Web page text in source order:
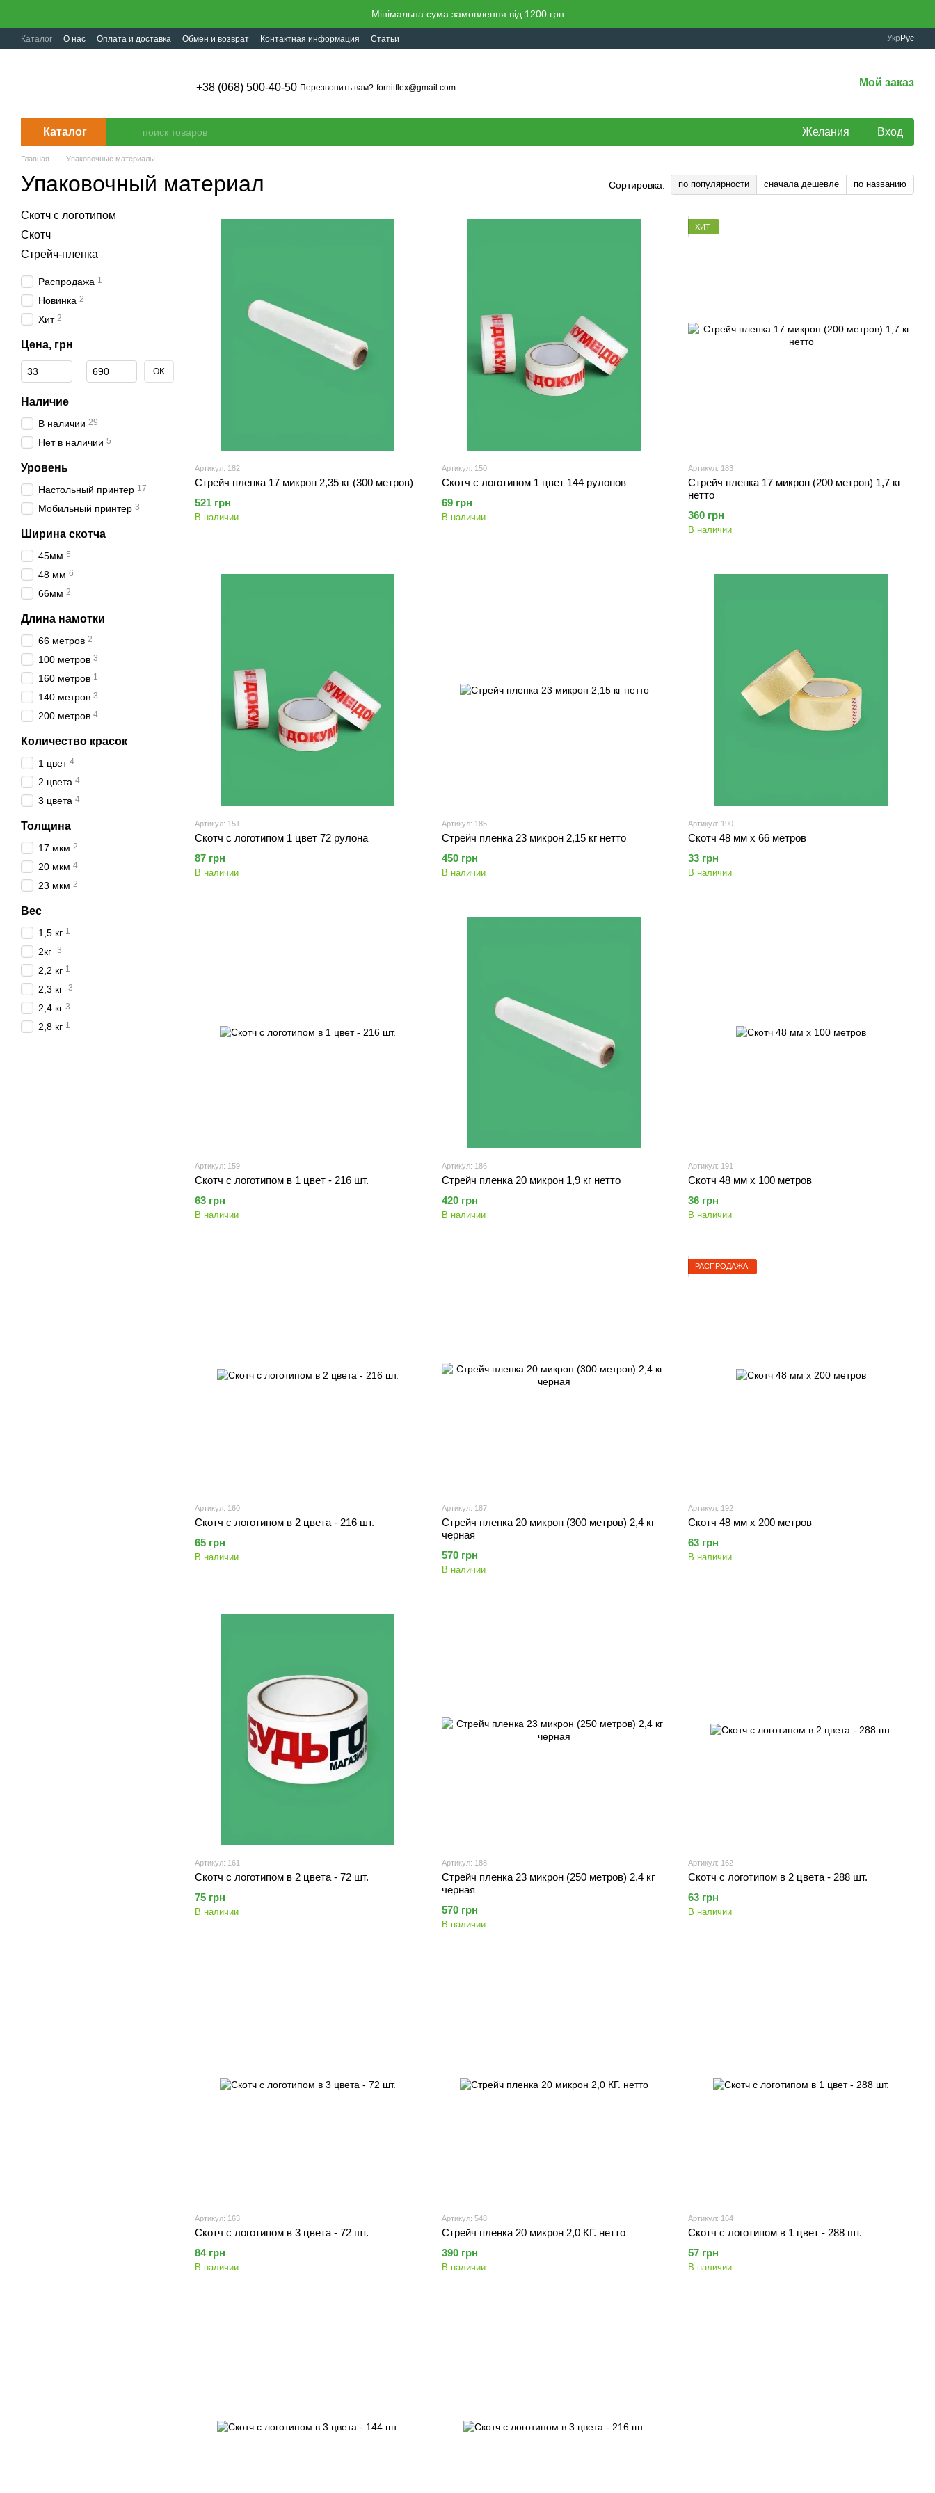
Мінімальна сума замовлення від 1200 грн
Каталог О нас Оплата и доставка Обмен и возврат Контактная информация Статьи Укр Рус
+38 (068) 500-40-50 Перезвонить вам? fornitflex@gmail.com Мой заказ
Каталог Желания Вход
Главная Упаковочные материалы
Упаковочный материал Сортировка: по популярности сначала дешевле по названию
Артикул: 182
Стрейч пленка 17 микрон 2,35 кг (300 метров)
521 грн
В наличии
Артикул: 150
Скотч с логотипом 1 цвет 144 рулонов
69 грн
В наличии
ХИТ
Артикул: 183
Стрейч пленка 17 микрон (200 метров) 1,7 кг
нетто
360 грн
В наличии
Артикул: 151
Скотч с логотипом 1 цвет 72 рулона
87 грн
В наличии
Артикул: 185
Стрейч пленка 23 микрон 2,15 кг нетто
450 грн
В наличии
Артикул: 190
Скотч 48 мм х 66 метров
33 грн
В наличии
Артикул: 159
Скотч с логотипом в 1 цвет - 216 шт.
63 грн
В наличии
Артикул: 186
Стрейч пленка 20 микрон 1,9 кг нетто
420 грн
В наличии
Артикул: 191
Скотч 48 мм х 100 метров
36 грн
В наличии
Артикул: 160
Скотч с логотипом в 2 цвета - 216 шт.
65 грн
В наличии
Артикул: 187
Стрейч пленка 20 микрон (300 метров) 2,4 кг
черная
570 грн
В наличии
РАСПРОДАЖА
Артикул: 192
Скотч 48 мм х 200 метров
63 грн
В наличии
Артикул: 161
Скотч с логотипом в 2 цвета - 72 шт.
75 грн
В наличии
Артикул: 188
Стрейч пленка 23 микрон (250 метров) 2,4 кг
черная
570 грн
В наличии
Артикул: 162
Скотч с логотипом в 2 цвета - 288 шт.
63 грн
В наличии
Артикул: 163
Скотч с логотипом в 3 цвета - 72 шт.
84 грн
В наличии
Артикул: 548
Стрейч пленка 20 микрон 2,0 КГ. нетто
390 грн
В наличии
Артикул: 164
Скотч с логотипом в 1 цвет - 288 шт.
57 грн
В наличии
Скотч с логотипом
Скотч
Стрейч-пленка
Распродажа 1
Новинка 2
Хит 2
Цена, грн
От Цена, грн
До Цена, грн OK
Наличие
В наличии 29
Нет в наличии 5
Уровень
Настольный принтер 17
Мобильный принтер 3
Ширина скотча
45мм 5
48 мм 6
66мм 2
Длина намотки
66 метров 2
100 метров 3
160 метров 1
140 метров 3
200 метров 4
Количество красок
1 цвет 4
2 цвета 4
3 цвета 4
Толщина
17 мкм 2
20 мкм 4
23 мкм 2
Вес
1,5 кг 1
2кг 3
2,2 кг 1
2,3 кг 3
2,4 кг 3
2,8 кг 1